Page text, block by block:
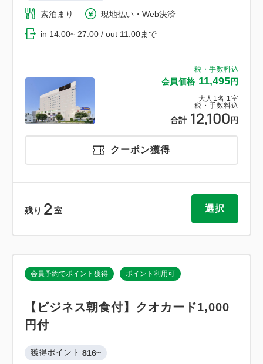
税・手数料込
会員価格 11,495円
大人 1 名 1 室
税・手数料込
合計 12,100 円
素泊まり 現地払い・Web決済
in 14:00~ 27:00 / out 11:00まで
クーポン獲得
残り 2 室 選択
会員予約でポイント獲得 ポイント利用可
【ビジネス朝食付】クオカード1,000
円付
獲得ポイント 816~